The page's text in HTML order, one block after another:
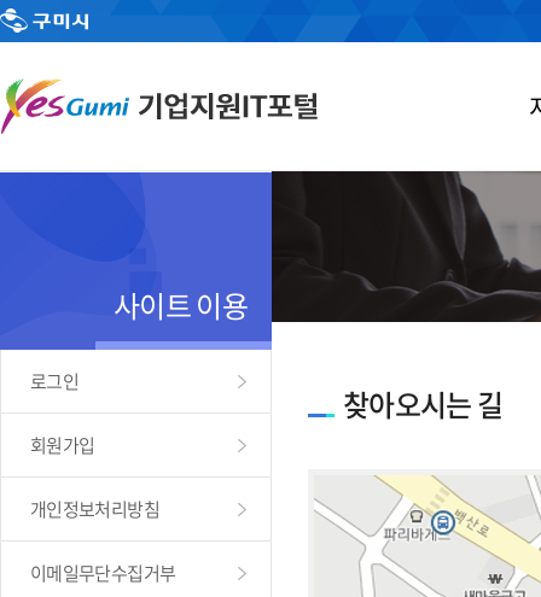
사이트 이용
로그인
회원가입
개인정보처리방침
이메일무단수집거부
찾아오시는 길